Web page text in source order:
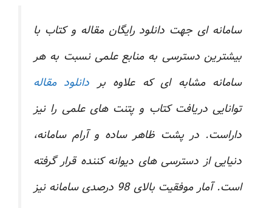
سامانه ای جهت دانلود رایگان مقاله و کتاب با
بیشترین دسترسی به منابع علمی نسبت به هر
سامانه مشابه ای که علاوه بر دانلود مقاله
توانایی دریافت کتاب و پتنت های علمی را نیز
داراست. در پشت ظاهر ساده و آرام سامانه،
دنیایی از دسترسی های دیوانه کننده قرار گرفته
است. آمار موفقیت بالای 98 درصدی سامانه نیز